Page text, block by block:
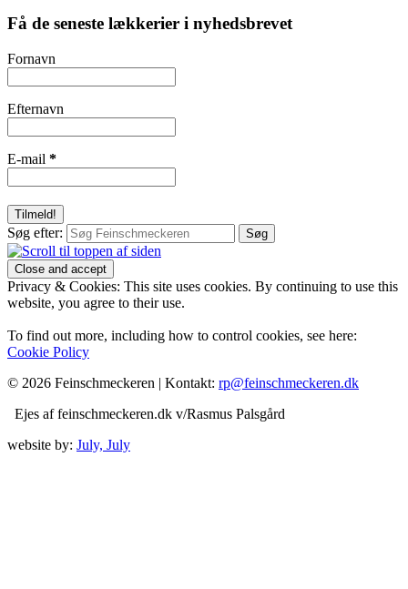
Få de seneste lækkerier i nyhedsbrevet
Fornavn
Efternavn
E-mail *
Søg efter:
Privacy & Cookies: This site uses cookies. By continuing to use this
website, you agree to their use.
To find out more, including how to control cookies, see here:
Cookie Policy
© 2026 Feinschmeckeren | Kontakt: rp@feinschmeckeren.dk
Ejes af feinschmeckeren.dk v/Rasmus Palsgård
website by: July, July